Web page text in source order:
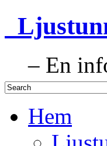
– En
Hem